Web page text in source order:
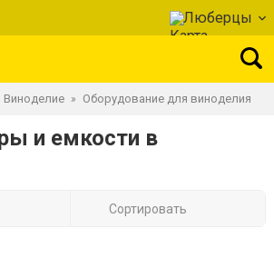
Люберцы
Виноделие » Оборудование для виноделия
и емкости в
Сортировать